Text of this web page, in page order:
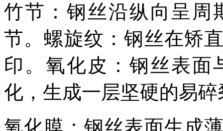
竹节：钢丝沿纵向呈周
节。螺旋纹：钢丝在矫
印。氧化皮：钢丝表面
化，生成一层坚硬的易
氧化膜：钢丝表面生成